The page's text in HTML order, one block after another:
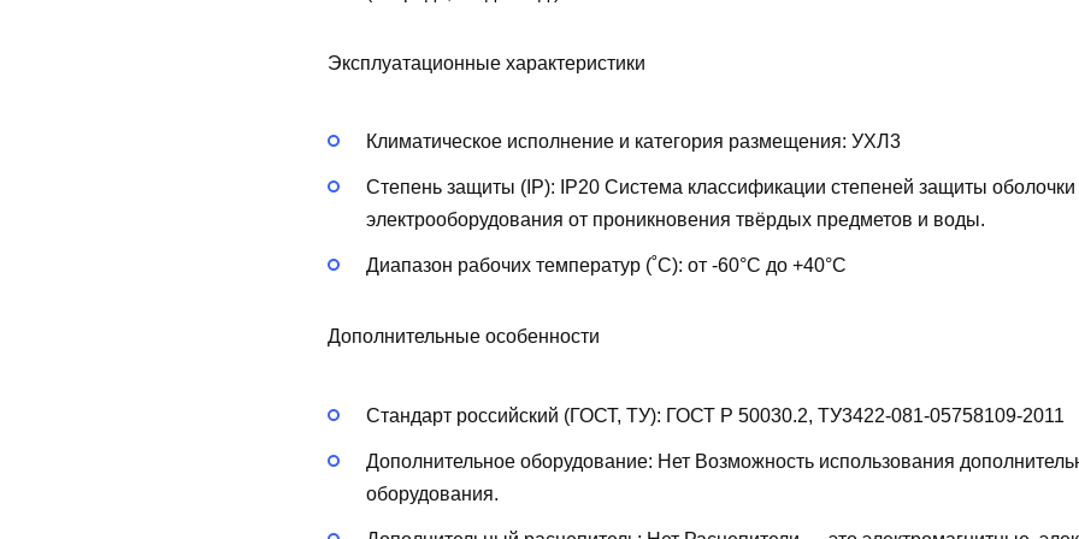
Эксплуатационные характеристики
Климатическое исполнение и категория размещения: УХЛ3
Степень защиты (IP): IP20 Система классификации степеней защиты оболочки
электрооборудования от проникновения твёрдых предметов и воды.
Диапазон рабочих температур (˚С): от -60°С до +40°С
Дополнительные особенности
Стандарт российский (ГОСТ, ТУ): ГОСТ Р 50030.2, ТУ3422-081-05758109-2011
Дополнительное оборудование: Нет Возможность использования
оборудования.